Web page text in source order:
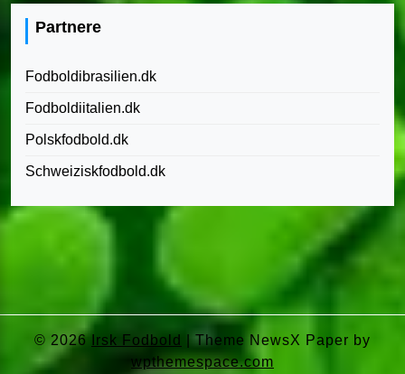
Partnere
Fodboldibrasilien.dk
Fodboldiitalien.dk
Polskfodbold.dk
Schweiziskfodbold.dk
© 2026 Irsk Fodbold
Theme NewsX Paper by
wpthemespace.com